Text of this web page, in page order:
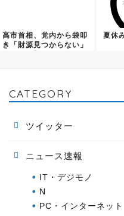
高市首相、党内から袋叩
き「財源見つからない」
夏休
CATEGORY
ツイッター
ニュース速報
IT・デジモノ
N
PC・インターネット